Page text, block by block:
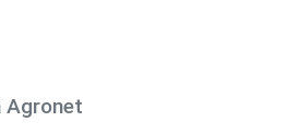
Agronet